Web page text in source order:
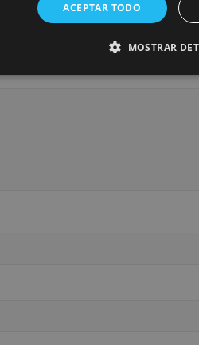
publicada.
ACEPTAR TODO
MOSTRAR